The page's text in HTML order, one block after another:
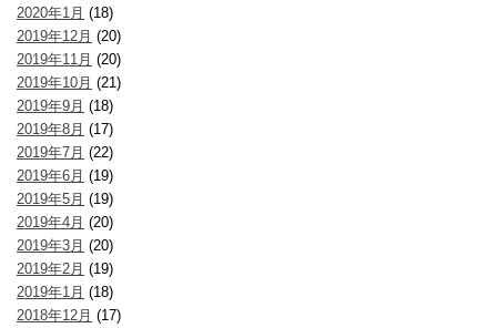
2020年1月 (18)
2019年12月 (20)
2019年11月 (20)
2019年10月 (21)
2019年9月 (18)
2019年8月 (17)
2019年7月 (22)
2019年6月 (19)
2019年5月 (19)
2019年4月 (20)
2019年3月 (20)
2019年2月 (19)
2019年1月 (18)
2018年12月 (17)